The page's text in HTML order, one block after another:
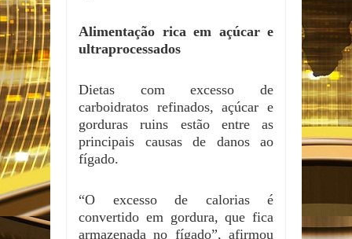
Alimentação rica em açúcar e
ultraprocessados
Dietas com excesso de
carboidratos refinados, açúcar e
gorduras ruins estão entre as
principais causas de danos ao
fígado.
“O excesso de calorias é
convertido em gordura, que fica
armazenada no fígado”, afirmou